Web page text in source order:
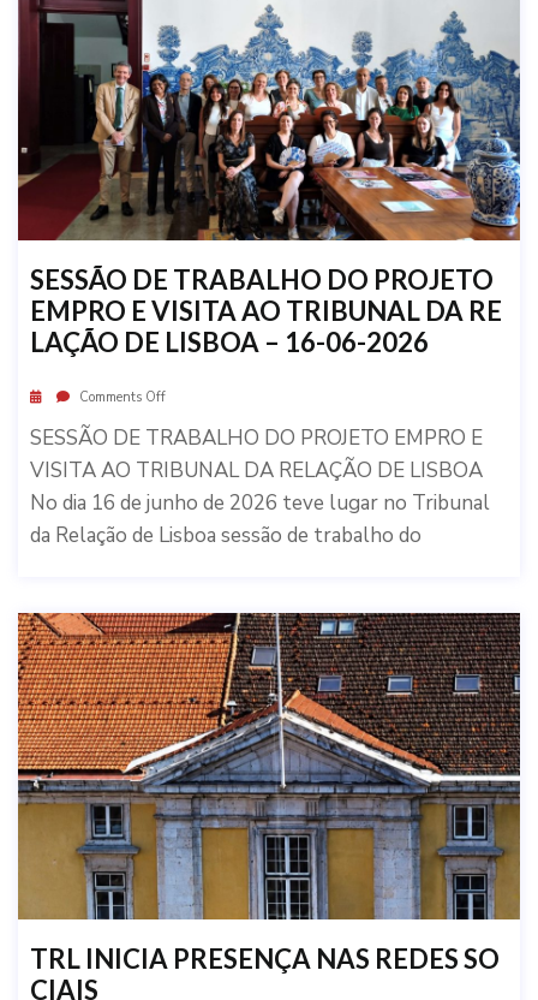
SESSÃO DE TRABALHO DO PROJETO
EMPRO E VISITA AO TRIBUNAL DA RE
LAÇÃO DE LISBOA – 16-06-2026
Comments Off
SESSÃO DE TRABALHO DO PROJETO EMPRO E
VISITA AO TRIBUNAL DA RELAÇÃO DE LISBOA
No dia 16 de junho de 2026 teve lugar no Tribunal
da Relação de Lisboa sessão de trabalho do
TRL INICIA PRESENÇA NAS REDES SO
CIAIS